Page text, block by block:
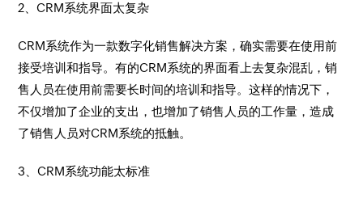
2、CRM系统界面太复杂
CRM系统作为一款数字化销售解决方案，确实需要在使用前
接受培训和指导。有的CRM系统的界面看上去复杂混乱，销
售人员在使用前需要长时间的培训和指导。这样的情况下，
不仅增加了企业的支出，也增加了销售人员的工作量，造成
了销售人员对CRM系统的抵触。
3、CRM系统功能太标准